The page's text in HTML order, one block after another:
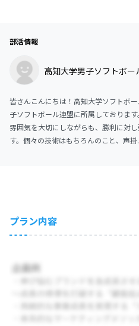
部活情報
高知大学男子ソフトボー
皆さんこんにちは！高知大学ソフトボ
子ソフトボール連盟に所属しておりま
雰囲気を大切にしながらも、勝利に対
す。個々の技術はもちろんのこと、声掛
プラン内容